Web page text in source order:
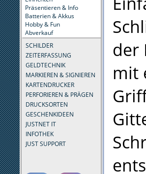
Präsentieren & Info
Batterien & Akkus
Hobby & Fun
Abverkauf
SCHILDER
ZEITERFASSUNG
GELDTECHNIK
MARKIEREN & SIGNIEREN
KARTENDRUCKER
PERFORIEREN & PRÄGEN
DRUCKSORTEN
GESCHENKIDEEN
JUSTNET IT
INFOTHEK
JUST SUPPORT
der
mit